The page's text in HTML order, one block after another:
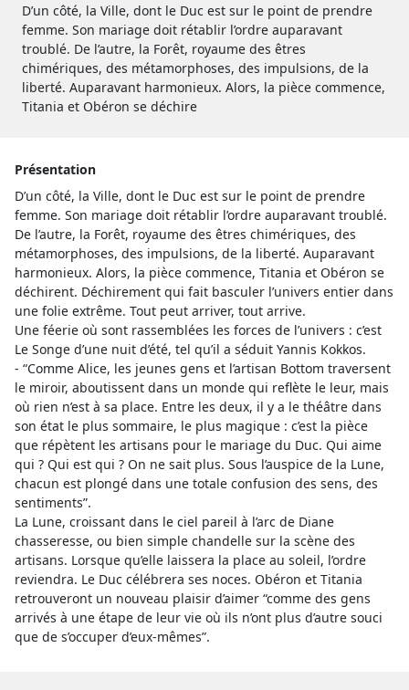
D’un côté, la Ville, dont le Duc est sur le point de prendre
femme. Son mariage doit rétablir l’ordre auparavant
troublé. De l’autre, la Forêt, royaume des êtres
chimériques, des métamorphoses, des impulsions, de la
liberté. Auparavant harmonieux. Alors, la pièce commence,
Titania et Obéron se déchire
Présentation
D’un côté, la Ville, dont le Duc est sur le point de prendre
femme. Son mariage doit rétablir l’ordre auparavant troublé.
De l’autre, la Forêt, royaume des êtres chimériques, des
métamorphoses, des impulsions, de la liberté. Auparavant
harmonieux. Alors, la pièce commence, Titania et Obéron se
déchirent. Déchirement qui fait basculer l’univers entier dans
une folie extrême. Tout peut arriver, tout arrive.
Une féerie où sont rassemblées les forces de l’univers : c’est
Le Songe d’une nuit d’été, tel qu’il a séduit Yannis Kokkos.
- “Comme Alice, les jeunes gens et l’artisan Bottom traversent
le miroir, aboutissent dans un monde qui reflète le leur, mais
où rien n’est à sa place. Entre les deux, il y a le théâtre dans
son état le plus sommaire, le plus magique : c’est la pièce
que répètent les artisans pour le mariage du Duc. Qui aime
qui ? Qui est qui ? On ne sait plus. Sous l’auspice de la Lune,
chacun est plongé dans une totale confusion des sens, des
sentiments”.
La Lune, croissant dans le ciel pareil à l’arc de Diane
chasseresse, ou bien simple chandelle sur la scène des
artisans. Lorsque qu’elle laissera la place au soleil, l’ordre
reviendra. Le Duc célébrera ses noces. Obéron et Titania
retrouveront un nouveau plaisir d’aimer “comme des gens
arrivés à une étape de leur vie où ils n’ont plus d’autre souci
que de s’occuper d’eux-mêmes”.